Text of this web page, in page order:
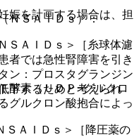
ＮＳＡＩＤｓ）：
ＳＡＩＤｓ＞［糸球体濾
者では急性腎障害を引き
ン：プロスタグランジン
下するためと考えられ
ＡＩＤｓ＞［降圧薬の
娠を計画する場合は、担
酵素（ＵＤＰ−グルクロ
グルクロン酸抱合によっ